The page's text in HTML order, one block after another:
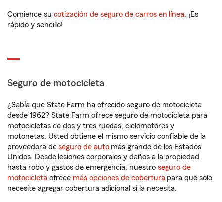
Comience su cotización de seguro de carros en línea. ¡Es
rápido y sencillo!
Seguro de motocicleta
¿Sabía que State Farm ha ofrecido seguro de motocicleta
desde 1962? State Farm ofrece seguro de motocicleta para
motocicletas de dos y tres ruedas, ciclomotores y
motonetas. Usted obtiene el mismo servicio confiable de la
proveedora de seguro de auto más grande de los Estados
Unidos. Desde lesiones corporales y daños a la propiedad
hasta robo y gastos de emergencia, nuestro seguro de
motocicleta ofrece más opciones de cobertura para que solo
necesite agregar cobertura adicional si la necesita.